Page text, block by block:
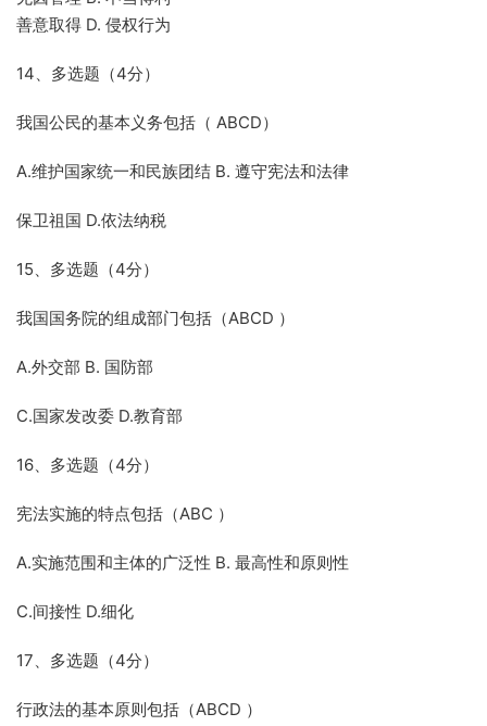
善意取得 D. 侵权行为
14、多选题（4分）
我国公民的基本义务包括（ ABCD）
A.维护国家统一和民族团结 B. 遵守宪法和法律
保卫祖国 D.依法纳税
15、多选题（4分）
我国国务院的组成部门包括（ABCD ）
A.外交部 B. 国防部
C.国家发改委 D.教育部
16、多选题（4分）
宪法实施的特点包括（ABC ）
A.实施范围和主体的广泛性 B. 最高性和原则性
C.间接性 D.细化
17、多选题（4分）
行政法的基本原则包括（ABCD ）